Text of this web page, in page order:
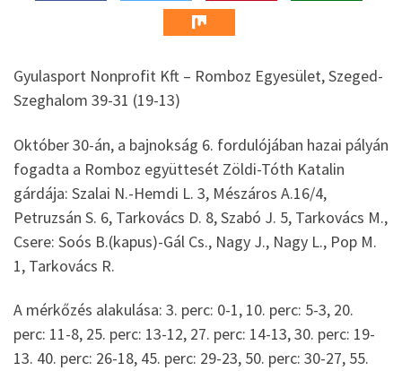
Gyulasport Nonprofit Kft – Romboz Egyesület, Szeged-
Szeghalom 39-31 (19-13)
Október 30-án, a bajnokság 6. fordulójában hazai pályán
fogadta a Romboz együttesét Zöldi-Tóth Katalin
gárdája: Szalai N.-Hemdi L. 3, Mészáros A.16/4,
Petruzsán S. 6, Tarkovács D. 8, Szabó J. 5, Tarkovács M.,
Csere: Soós B.(kapus)-Gál Cs., Nagy J., Nagy L., Pop M.
1, Tarkovács R.
A mérkőzés alakulása: 3. perc: 0-1, 10. perc: 5-3, 20.
perc: 11-8, 25. perc: 13-12, 27. perc: 14-13, 30. perc: 19-
13. 40. perc: 26-18, 45. perc: 29-23, 50. perc: 30-27, 55.